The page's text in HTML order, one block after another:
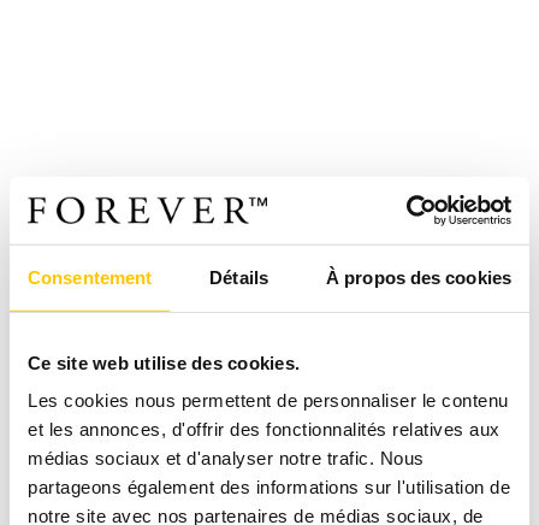
Consentement Détails À propos des cookies
Ce site web utilise des cookies.
Les cookies nous permettent de personnaliser le contenu
et les annonces, d'offrir des fonctionnalités relatives aux
médias sociaux et d'analyser notre trafic. Nous
partageons également des informations sur l'utilisation de
notre site avec nos partenaires de médias sociaux, de